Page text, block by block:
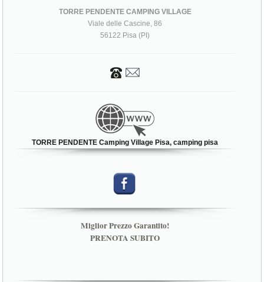
TORRE PENDENTE CAMPING VILLAGE
Viale delle Cascine, 86
56122 Pisa (PI)
TORRE PENDENTE Camping Village Pisa, camping pisa
Miglior Prezzo Garantito!
PRENOTA SUBITO